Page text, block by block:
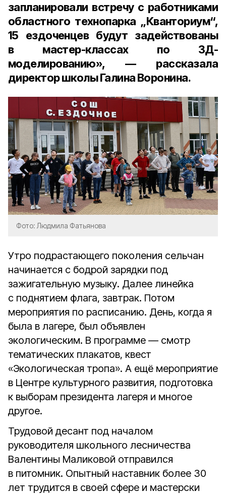
запланировали встречу с работниками
областного технопарка „Кванториум“,
15 ездоченцев будут задействованы
в мастер-классах по 3Д-
моделированию», — рассказала
директор школы Галина Воронина.
Фото: Людмила Фатьянова
Утро подрастающего поколения сельчан
начинается с бодрой зарядки под
зажигательную музыку. Далее линейка
с поднятием флага, завтрак. Потом
мероприятия по расписанию. День, когда я
была в лагере, был объявлен
экологическим. В программе — смотр
тематических плакатов, квест
«Экологическая тропа». А ещё мероприятие
в Центре культурного развития, подготовка
к выборам президента лагеря и многое
другое.
Трудовой десант под началом
руководителя школьного лесничества
Валентины Маликовой отправился
в питомник. Опытный наставник более 30
лет трудится в своей сфере и мастерски